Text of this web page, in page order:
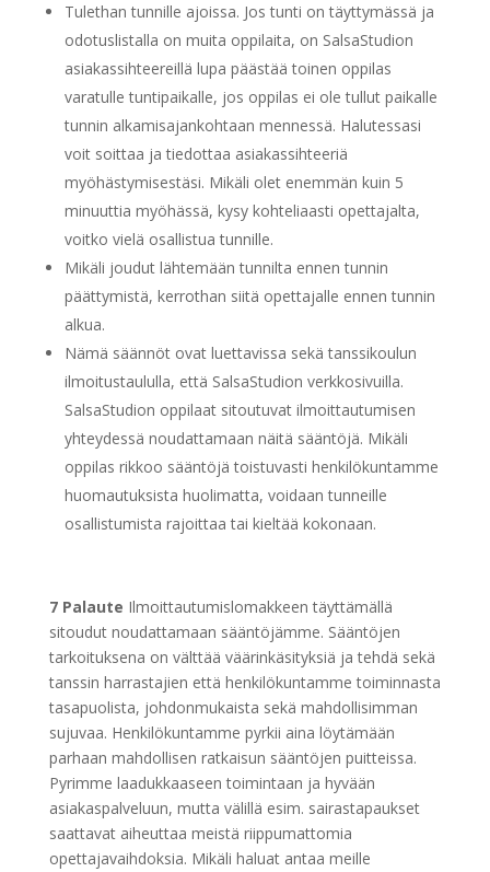
Tulethan tunnille ajoissa. Jos tunti on täyttymässä ja
odotuslistalla on muita oppilaita, on SalsaStudion
asiakassihteereillä lupa päästää toinen oppilas
varatulle tuntipaikalle, jos oppilas ei ole tullut paikalle
tunnin alkamisajankohtaan mennessä. Halutessasi
voit soittaa ja tiedottaa asiakassihteeriä
myöhästymisestäsi. Mikäli olet enemmän kuin 5
minuuttia myöhässä, kysy kohteliaasti opettajalta,
voitko vielä osallistua tunnille.
Mikäli joudut lähtemään tunnilta ennen tunnin
päättymistä, kerrothan siitä opettajalle ennen tunnin
alkua.
Nämä säännöt ovat luettavissa sekä tanssikoulun
ilmoitustaululla, että SalsaStudion verkkosivuilla.
SalsaStudion oppilaat sitoutuvat ilmoittautumisen
yhteydessä noudattamaan näitä sääntöjä. Mikäli
oppilas rikkoo sääntöjä toistuvasti henkilökuntamme
huomautuksista huolimatta, voidaan tunneille
osallistumista rajoittaa tai kieltää kokonaan.
7 Palaute Ilmoittautumislomakkeen täyttämällä
sitoudut noudattamaan sääntöjämme. Sääntöjen
tarkoituksena on välttää väärinkäsityksiä ja tehdä sekä
tanssin harrastajien että henkilökuntamme toiminnasta
tasapuolista, johdonmukaista sekä mahdollisimman
sujuvaa. Henkilökuntamme pyrkii aina löytämään
parhaan mahdollisen ratkaisun sääntöjen puitteissa.
Pyrimme laadukkaaseen toimintaan ja hyvään
asiakaspalveluun, mutta välillä esim. sairastapaukset
saattavat aiheuttaa meistä riippumattomia
opettajavaihdoksia. Mikäli haluat antaa meille